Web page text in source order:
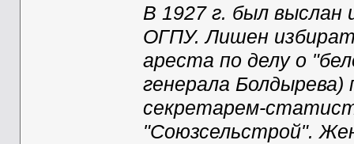
В 1927 г. был выслан
ОГПУ. Лишен
ареста по делу о
генерала Болдырева)
секретарем-
"Союзсельстрой".